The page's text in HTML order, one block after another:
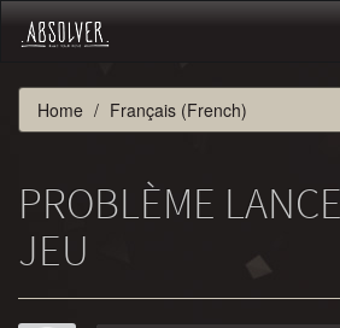
Home Français (French)
PROBLÈME
JEU